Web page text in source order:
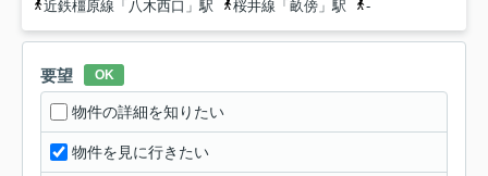
近鉄橿原線「八木西口」駅
桜井線「畝傍」駅 -
要望 OK
物件の詳細を知りたい
物件を見に行きたい